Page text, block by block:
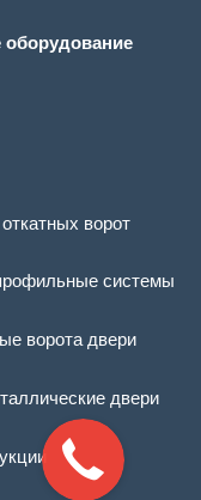
оборудование
ворот
системы
ворота двери
двери